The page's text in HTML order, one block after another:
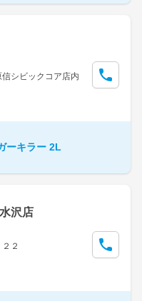
シビックコア店内
ーキラー 2L
沢店
２